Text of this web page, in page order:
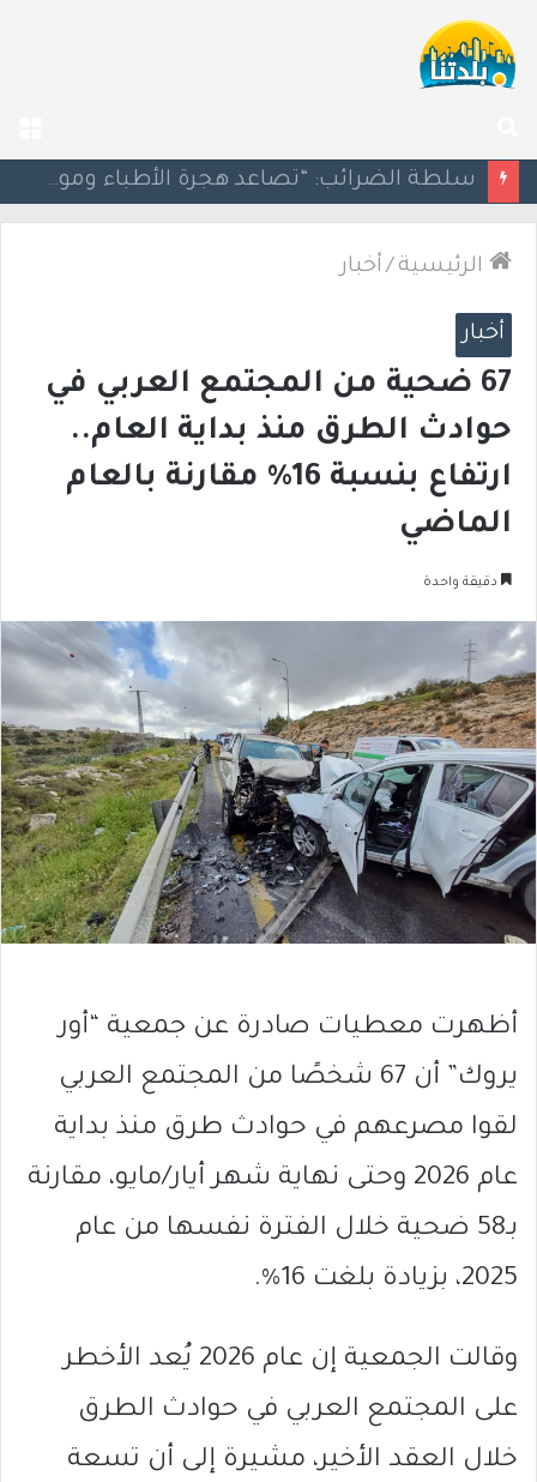
عن
مسؤول إسرائيلي: الحكومة اللبنانية وافقت على وجود الجيش الإسرائيلي داخل أراضيها
الرئيسية / أخبار
أخبار
67 ضحية من المجتمع العربي في
حوادث الطرق منذ بداية العام..
ارتفاع بنسبة 16% مقارنة بالعام
الماضي
دقيقة واحدة
أظهرت معطيات صادرة عن جمعية “أور
يروك” أن 67 شخصًا من المجتمع العربي
لقوا مصرعهم في حوادث طرق منذ بداية
عام 2026 وحتى نهاية شهر أيار/مايو، مقارنة
بـ58 ضحية خلال الفترة نفسها من عام
2025، بزيادة بلغت 16%.
وقالت الجمعية إن عام 2026 يُعد الأخطر
على المجتمع العربي في حوادث الطرق
خلال العقد الأخير، مشيرة إلى أن تسعة